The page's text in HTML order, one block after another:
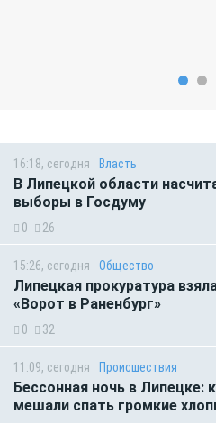
16:18, сегодня Власть
В Липецкой области
выборы в Госдуму
0 26
15:26, сегодня Общество
Липецкая прокуратура
«Ворот в Раненбург»
0 32
11:09, сегодня Происшествия
Бессонная ночь в Липецке:
мешали спать громкие